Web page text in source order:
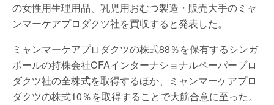
の女性用生理用品、乳児用おむつ製造・販売大手のミャ
ンマーケアプロダクツ社を買収すると発表した。
ミャンマーケアプロダクツの株式88％を保有するシンガ
ポールの持株会社CFAインターナショナルペーパープロ
ダクツ社の全株式を取得するほか、ミャンマーケアプロ
ダクツの株式10％を取得することで大筋合意に至った。